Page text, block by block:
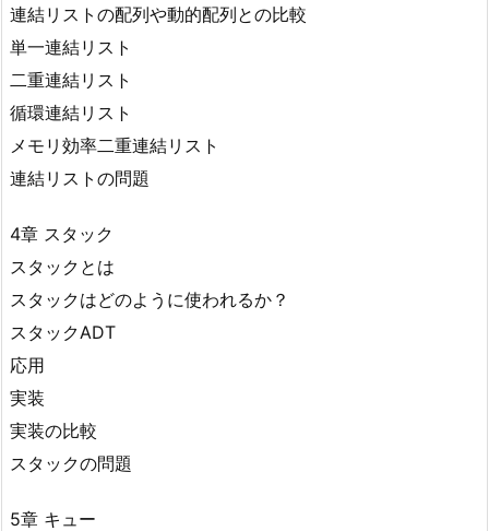
連結リストの配列や動的配列との比較
単一連結リスト
二重連結リスト
循環連結リスト
メモリ効率二重連結リスト
連結リストの問題
4章 スタック
スタックとは
スタックはどのように使われるか？
スタックADT
応用
実装
実装の比較
スタックの問題
5章 キュー